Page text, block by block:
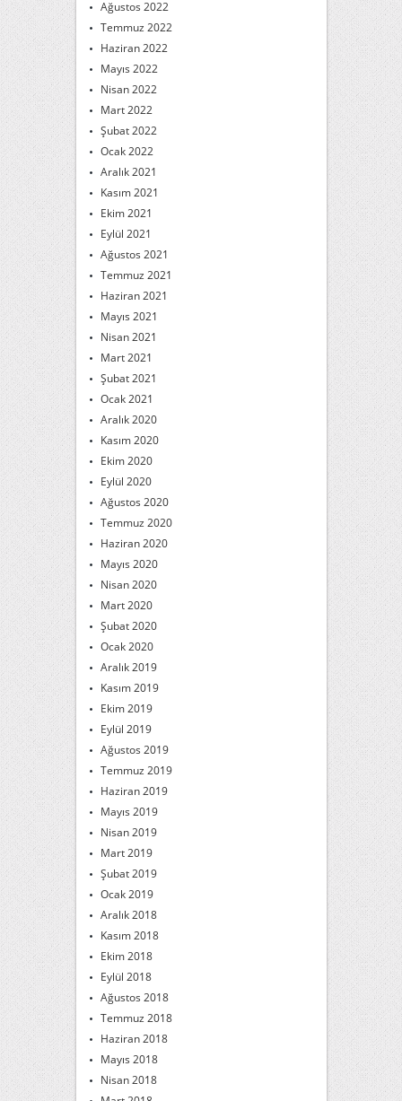
Ağustos 2022
Temmuz 2022
Haziran 2022
Mayıs 2022
Nisan 2022
Mart 2022
Şubat 2022
Ocak 2022
Aralık 2021
Kasım 2021
Ekim 2021
Eylül 2021
Ağustos 2021
Temmuz 2021
Haziran 2021
Mayıs 2021
Nisan 2021
Mart 2021
Şubat 2021
Ocak 2021
Aralık 2020
Kasım 2020
Ekim 2020
Eylül 2020
Ağustos 2020
Temmuz 2020
Haziran 2020
Mayıs 2020
Nisan 2020
Mart 2020
Şubat 2020
Ocak 2020
Aralık 2019
Kasım 2019
Ekim 2019
Eylül 2019
Ağustos 2019
Temmuz 2019
Haziran 2019
Mayıs 2019
Nisan 2019
Mart 2019
Şubat 2019
Ocak 2019
Aralık 2018
Kasım 2018
Ekim 2018
Eylül 2018
Ağustos 2018
Temmuz 2018
Haziran 2018
Mayıs 2018
Nisan 2018